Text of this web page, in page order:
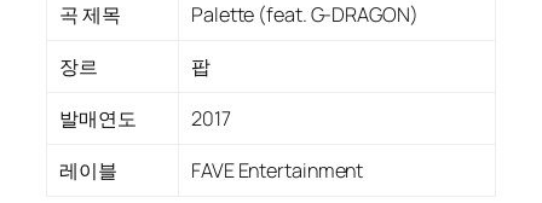
곡 제목
Palette (feat. G-DRAGON)
장르
팝
발매연도
2017
레이블
FAVE Entertainment